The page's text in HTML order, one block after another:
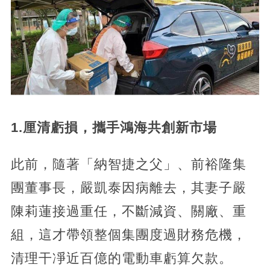
1.厘清虧損，攜手鴻海共創新市場
此前，隨著「納智捷之父」、前裕隆集
團董事長，嚴凱泰因病離去，其妻子嚴
陳莉蓮接過重任，不斷減資、關廠、重
組，這才帶領整個集團度過財務危機，
清理干凈近百億的電動車虧算欠款。